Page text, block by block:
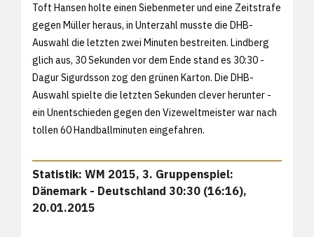
Toft Hansen holte einen Siebenmeter und eine Zeitstrafe
gegen Müller heraus, in Unterzahl musste die DHB-
Auswahl die letzten zwei Minuten bestreiten. Lindberg
glich aus, 30 Sekunden vor dem Ende stand es 30:30 -
Dagur Sigurdsson zog den grünen Karton. Die DHB-
Auswahl spielte die letzten Sekunden clever herunter -
ein Unentschieden gegen den Vizeweltmeister war nach
tollen 60 Handballminuten eingefahren.
Statistik: WM 2015, 3. Gruppenspiel:
Dänemark - Deutschland 30:30 (16:16),
20.01.2015